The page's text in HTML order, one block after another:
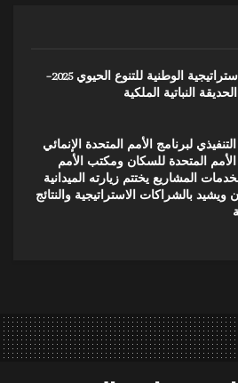
إطلاق الاستراتيجية الوطنية للتنوع الحيوي 2025–
لبرنامج الأمم المتحدة الإنمائي
المتحدة للسكان ومكتب الأمم
المشاريع يختتم زيارته الميدانية
ويشيد بالشراكات الاستراتيجية والنتائج